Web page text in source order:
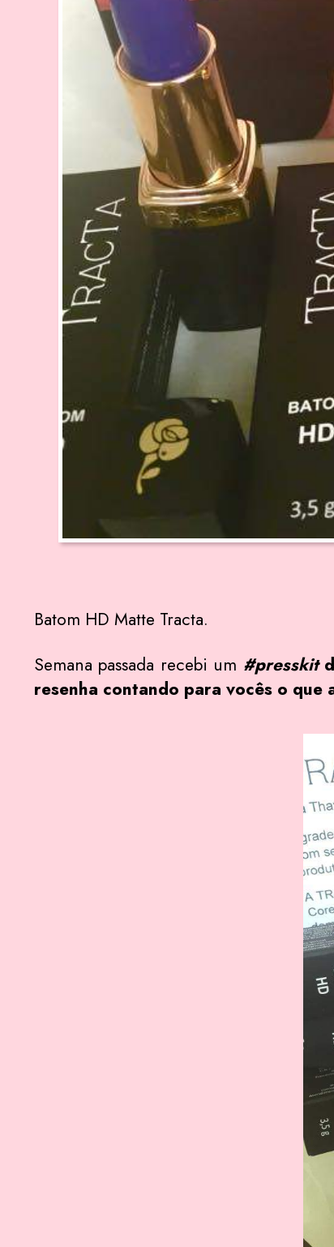
Batom HD Matte Tracta.
Semana passada recebi um #presskit
resenha contando para vocês o que